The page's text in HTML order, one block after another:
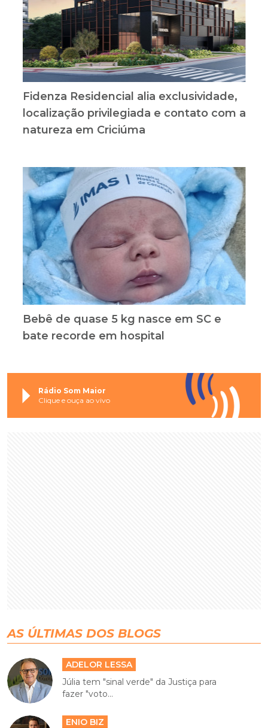
Fidenza Residencial alia exclusividade,
localização privilegiada e contato com a
natureza em Criciúma
Bebê de quase 5 kg nasce em SC e
bate recorde em hospital
Rádio Som Maior
Clique e ouça ao vivo
AS ÚLTIMAS DOS BLOGS
ADELOR LESSA
Júlia tem "sinal verde" da Justiça para
fazer "voto...
ENIO BIZ